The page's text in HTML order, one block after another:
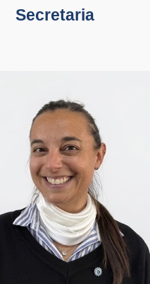
Secretaria